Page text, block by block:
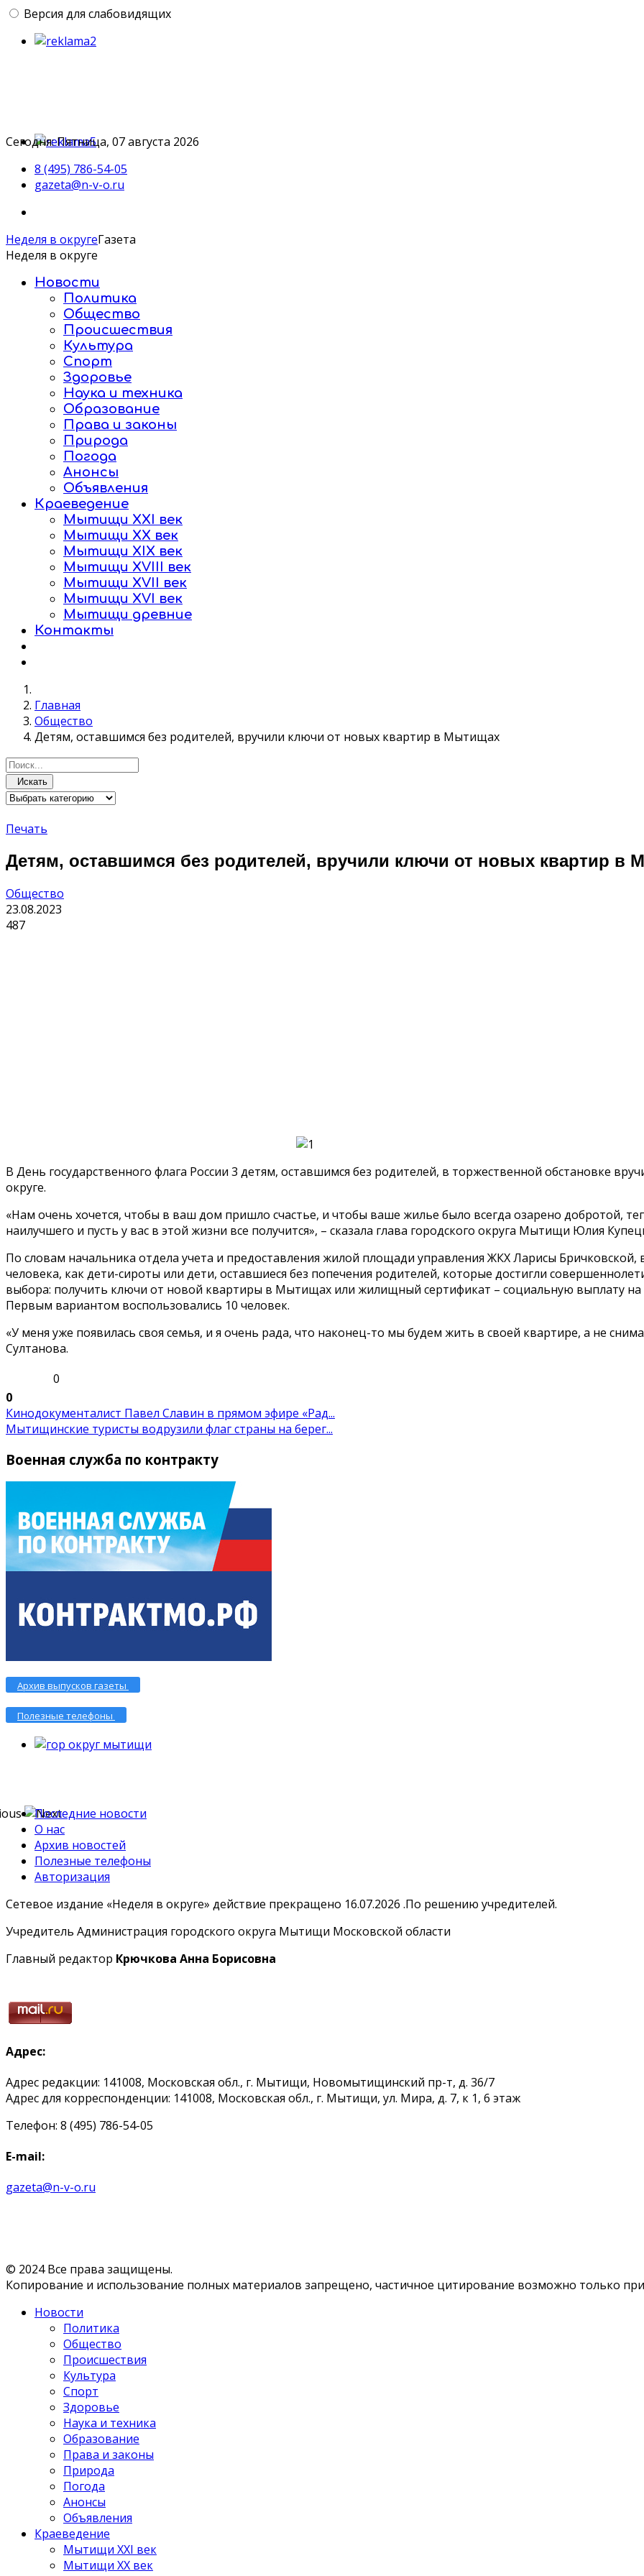
Версия для слабовидящих
Сегодня: Пятница, 07 августа 2026
8 (495) 786-54-05
gazeta@n-v-o.ru
Неделя в округеГазета
Неделя в округе
Новости
Политика
Общество
Происшествия
Культура
Спорт
Здоровье
Наука и техника
Образование
Права и законы
Природа
Погода
Анонсы
Объявления
Краеведение
Мытищи XXI век
Мытищи XX век
Мытищи XIX век
Мытищи XVIII век
Мытищи XVII век
Мытищи XVI век
Мытищи древние
Контакты
Главная
Общество
Детям, оставшимся без родителей, вручили ключи от новых квартир в Мытищах
Искать
Печать
Детям, оставшимся без родителей, вручили ключи от новых квартир в
Общество
23.08.2023
487
В День государственного флага России 3 детям, оставшимся без родителей, в торжественной обстановке
округе.
«Нам очень хочется, чтобы в ваш дом пришло счастье, и чтобы ваше жилье было всегда озарено добротой,
наилучшего и пусть у вас в этой жизни все получится», – сказала глава городского округа Мытищи Юлия
По словам начальника отдела учета и предоставления жилой площади управления ЖКХ Ларисы
человека, как дети-сироты или дети, оставшиеся без попечения родителей, которые достигли
выбора: получить ключи от новой квартиры в Мытищах или жилищный сертификат – социальную выплату на
Первым вариантом воспользовались 10 человек.
«У меня уже появилась своя семья, и я очень рада, что наконец-то мы будем жить в своей квартире, а не
Султанова.
0
0
Кинодокументалист Павел Славин в прямом эфире «Рад...
Мытищинские туристы водрузили флаг страны на берег...
Военная служба по контракту
Архив выпусков газеты
Полезные телефоны
Последние новости
О нас
Архив новостей
Полезные телефоны
Авторизация
Сетевое издание «Неделя в округе» действие прекращено 16.07.2026 .По решению учредителей.
Учредитель Администрация городского округа Мытищи Московской области
Главный редактор Крючкова Анна Борисовна
Адрес:
Адрес редакции: 141008, Московская обл., г. Мытищи, Новомытищинский пр-т, д. 36/7
Адрес для корреспонденции: 141008, Московская обл., г. Мытищи, ул. Мира, д. 7, к 1, 6 этаж
Телефон: 8 (495) 786-54-05
E-mail:
gazeta@n-v-o.ru
© 2024 Все права защищены.
Копирование и использование полных материалов запрещено, частичное цитирование возможно только
Новости
Политика
Общество
Происшествия
Культура
Спорт
Здоровье
Наука и техника
Образование
Права и законы
Природа
Погода
Анонсы
Объявления
Краеведение
Мытищи XXI век
Мытищи XX век